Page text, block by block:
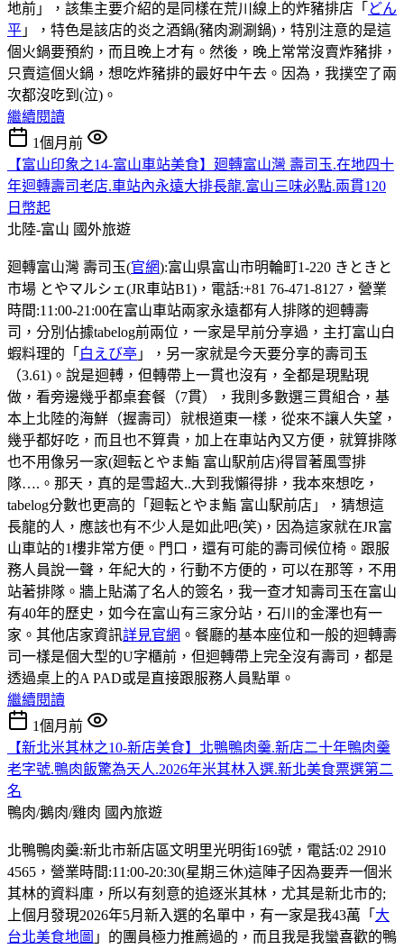
地前」，該集主要介紹的是同樣在荒川線上的炸豬排店「 どん
平 」，特色是該店的炎之酒鍋(豬肉涮涮鍋)，特別注意的是這
個火鍋要預約，而且晚上才有。然後，晚上常常沒賣炸豬排，
只賣這個火鍋，想吃炸豬排的最好中午去。因為，我撲空了兩
次都沒吃到(泣)。
繼續閱讀
1個月前
【富山印象之14-富山車站美食】廻轉富山灣 壽司玉.在地四十
年迴轉壽司老店.車站內永遠大排長龍.富山三味必點.兩貫120
日幣起
北陸-富山 國外旅遊
廻轉富山灣 壽司玉(官網):富山県富山市明輪町1-220 きときと
市場 とやマルシェ(JR車站B1)，電話:+81 76-471-8127，營業
時間:11:00-21:00在富山車站兩家永遠都有人排隊的迴轉壽
司，分別佔據tabelog前兩位，一家是早前分享過，主打富山白
蝦料理的「 白えび亭 」，另一家就是今天要分享的壽司玉
（3.61)。說是迴𨍭，但轉帶上一貫也沒有，全都是現點現
做，看旁邊幾乎都桌套餐（7貫），我則多數選三貫組合，基
本上北陸的海鮮（握壽司）就根道東一樣，從來不讓人失望，
幾乎都好吃，而且也不算貴，加上在車站內又方便，就算排隊
也不用像另一家(廻転とやま鮨 富山駅前店)得冒著風雪排
隊….。那天，真的是雪超大..大到我懶得排，我本來想吃，
tabelog分數也更高的「廻転とやま鮨 富山駅前店」，猜想這
長龍的人，應該也有不少人是如此吧(笑)，因為這家就在JR富
山車站的1樓非常方便。門口，還有可能的壽司候位椅。跟服
務人員說一聲，年紀大的，行動不方便的，可以在那等，不用
站著排隊。牆上貼滿了名人的簽名，我一查才知壽司玉在富山
有40年的歷史，如今在富山有三家分站，石川的金澤也有一
家。其他店家資訊詳見官網 。餐廳的基本座位和一般的迴轉壽
司一樣是個大型的U字櫃前，但迴轉帶上完全沒有壽司，都是
透過桌上的A PAD或是直接跟服務人員點單。
繼續閱讀
1個月前
【新北米其林之10-新店美食】北鴨鴨肉羹.新店二十年鴨肉羹
老字號.鴨肉飯驚為天人.2026年米其林入選.新北美食票選第二
名
鴨肉/鵝肉/雞肉 國內旅遊
北鴨鴨肉羹:新北市新店區文明里光明街169號，電話:02 2910
4565，營業時間:11:00-20:30(星期三休)這陣子因為要弄一個米
其林的資料庫，所以有刻意的追逐米其林，尤其是新北市的;
上個月發現2026年5月新入選的名單中，有一家是我43萬「 大
台北美食地圖 」的團員極力推薦過的，而且我是我蠻喜歡的鴨